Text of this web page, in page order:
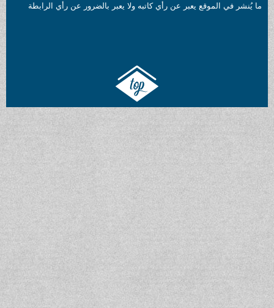
رأي كاتبه ولا يعبر بالضرور عن رأي الرابطة